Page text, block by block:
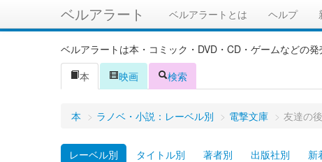
ベルアラート ベルアラートとは ヘルプ
ベルアラートは本・コミック・DVD・CD・ゲームなどの
本
映画 検索
本 > ラノベ・小説：レーベル別 > 電撃文庫 > 友達の
レーベル別 タイトル別 著者別 出版社別 新